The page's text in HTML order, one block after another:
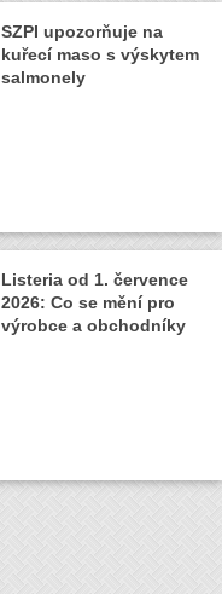
SZPI upozorňuje na
kuřecí maso s výskytem
salmonely
Listeria od 1. července
2026: Co se mění pro
výrobce a obchodníky